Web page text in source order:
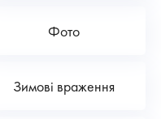
Фото
Зимові враження